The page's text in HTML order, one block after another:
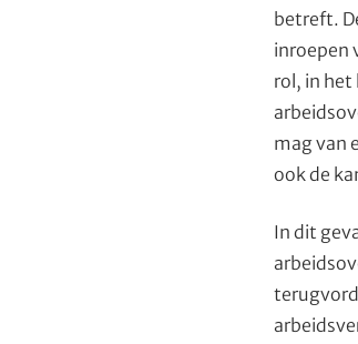
betreft.
inroepen
rol, in het
mag van
ook de
In dit